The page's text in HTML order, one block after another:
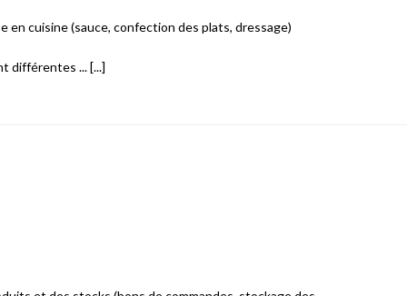
en cuisine (sauce, confection des plats, dressage)
différentes ... [...]